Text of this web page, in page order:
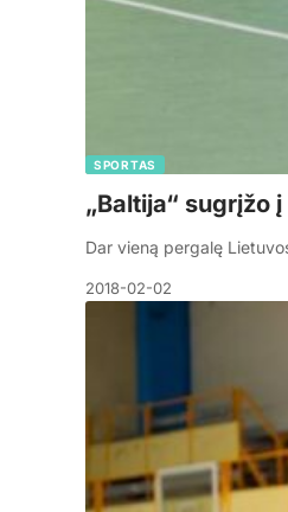
SPORTAS
„Baltija“ sugrįžo
Dar vieną pergalę
2018-02-02